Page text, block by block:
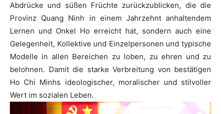
Abdrücke und süßen Früchte zurückzublicken, die die
Provinz Quang Ninh in einem Jahrzehnt anhaltendem
Lernen und Onkel Ho erreicht hat, sondern auch eine
Gelegenheit, Kollektive und Einzelpersonen und typische
Modelle in allen Bereichen zu loben, zu ehren und zu
belohnen. Damit die starke Verbreitung von bestätigen
Ho Chi Minhs ideologischer, moralischer und stilvoller
Wert im sozialen Leben.